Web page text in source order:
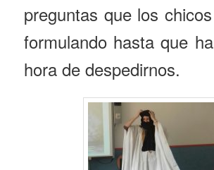
preguntas que los
formulando hasta que
hora de despedirnos.